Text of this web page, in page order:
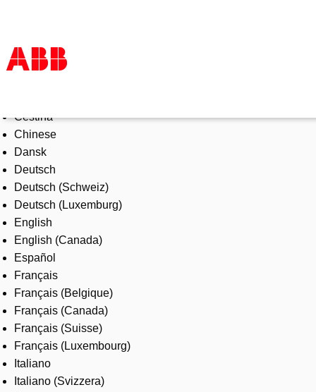
Products & Solutions
Industries
Services
About us
Where to buy
Contact us
Careers
Čeština
Chinese
Dansk
Deutsch
Deutsch (Schweiz)
Deutsch (Luxemburg)
English
English (Canada)
Español
Français
Français (Belgique)
Français (Canada)
Français (Suisse)
Français (Luxembourg)
Italiano
Italiano (Svizzera)